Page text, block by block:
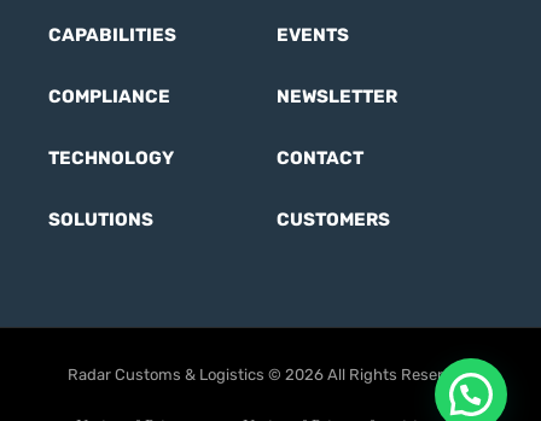
CAPABILITIES
COMPLIANCE
TECHNOLOGY
SOLUTIONS
EVENTS
NEWSLETTER
CONTACT
CUSTOMERS
Radar Customs & Logistics © 2026 All Rights Reserved.